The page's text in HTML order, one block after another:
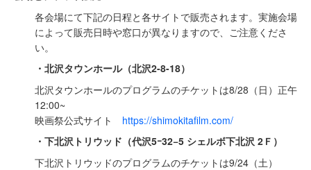
各会場にて下記の日程と各サイトで販売されます。実施会場
によって販売日時や窓口が異なりますので、ご注意くださ
い。
・北沢タウンホール（北沢2-8-18）
北沢タウンホールのプログラムのチケットは8/28（⽇）正午
12:00~
映画祭公式サイト https://shimokitafilm.com/
・下北沢トリウッド（代沢5ｰ32−5 シェルボ下北沢 2Ｆ）
下北沢トリウッドのプログラムのチケットは9/24（土）